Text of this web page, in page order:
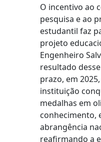
O incentivo ao
pesquisa e ao
estudantil faz
projeto
Engenheiro
resultado
prazo, em
instituição
medalhas em
conhecimento,
abrangência
reafirmando a